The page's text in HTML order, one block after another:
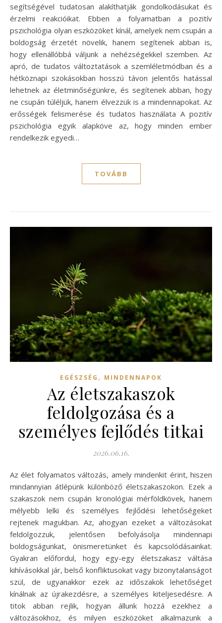
segítségével tudatosan alakíthatják gondolkodásukat és
érzelmi reakcióikat. Ebben a folyamatban a pozitív
pszichológia olyan eszközöket kínál, amelyek nem csupán a
boldogság érzetét növelik, hanem segítenek abban is,
hogy ellenállóbbá váljunk a nehézségekkel szemben. Az
apró, de tudatos változtatások a szemléletmódban és a
hétköznapi szokásokban hosszú távon jelentős hatással
lehetnek az életminőségünkre, és segítenek abban, hogy
ne csupán túléljük, hanem élvezzük is a mindennapokat. Az
erősségek felismerése és tudatos használata A pozitív
pszichológia egyik alapköve az, hogy minden ember
rendelkezik egyedi…
TOVÁBB
EGÉSZSÉG , MINDENNAPOK
Az életszakaszok
feldolgozása és a
személyes fejlődés titkai
2026.06.16.
Az élet folyamatos változás, amely mindenkit érint, hiszen
mindannyian átlépünk különböző életszakaszokon. Ezek a
szakaszok nem csupán kronológiai mérföldkövek, hanem
mélyebb lelki és személyes fejlődési lehetőségeket
rejtenek magukban. Az, ahogyan ezeket a változásokat
feldolgozzuk, jelentősen befolyásolja mindennapi
boldogságunkat, önismeretünket és kapcsolódásainkat.
Gyakran előfordul, hogy egy-egy életszakasz váltása
kihívásokkal jár, belső konfliktusokat vagy bizonytalanságot
szül, de ugyanakkor ezek az időszakok lehetőséget
kínálnak az újrakezdésre, a személyes kiteljesedésre. A
titok abban rejlik, hogyan állunk hozzá ezekhez a
változásokhoz, és milyen eszközöket alkalmazunk a